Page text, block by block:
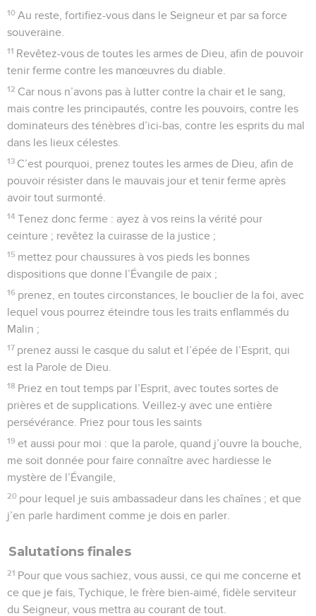
10 Au reste, fortifiez-vous dans le Seigneur et par sa force
souveraine.
11 Revêtez-vous de toutes les armes de Dieu, afin de pouvoir
tenir ferme contre les manœuvres du diable.
12 Car nous n’avons pas à lutter contre la chair et le sang,
mais contre les principautés, contre les pouvoirs, contre les
dominateurs des ténèbres d’ici-bas, contre les esprits du mal
dans les lieux célestes.
13 C’est pourquoi, prenez toutes les armes de Dieu, afin de
pouvoir résister dans le mauvais jour et tenir ferme après
avoir tout surmonté.
14 Tenez donc ferme : ayez à vos reins la vérité pour
ceinture ; revêtez la cuirasse de la justice ;
15 mettez pour chaussures à vos pieds les bonnes
dispositions que donne l’Évangile de paix ;
16 prenez, en toutes circonstances, le bouclier de la foi, avec
lequel vous pourrez éteindre tous les traits enflammés du
Malin ;
17 prenez aussi le casque du salut et l’épée de l’Esprit, qui
est la Parole de Dieu.
18 Priez en tout temps par l’Esprit, avec toutes sortes de
prières et de supplications. Veillez-y avec une entière
persévérance. Priez pour tous les saints
19 et aussi pour moi : que la parole, quand j’ouvre la bouche,
me soit donnée pour faire connaître avec hardiesse le
mystère de l’Évangile,
20 pour lequel je suis ambassadeur dans les chaînes ; et que
j’en parle hardiment comme je dois en parler.
Salutations finales
21 Pour que vous sachiez, vous aussi, ce qui me concerne et
ce que je fais, Tychique, le frère bien-aimé, fidèle serviteur
du Seigneur, vous mettra au courant de tout.